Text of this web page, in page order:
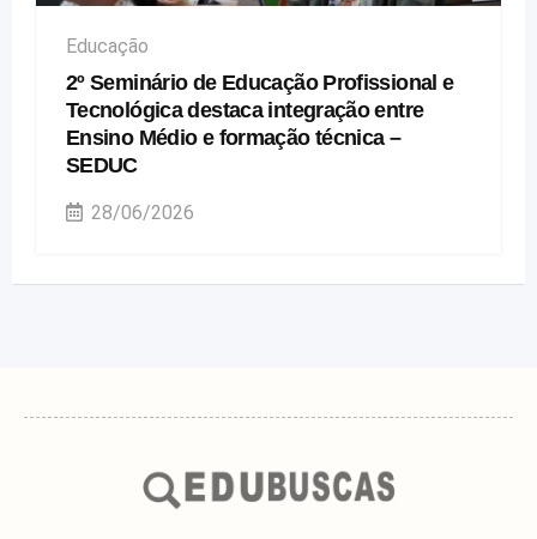
Educação
2º Seminário de Educação Profissional e
Tecnológica destaca integração entre
Ensino Médio e formação técnica –
SEDUC
28/06/2026